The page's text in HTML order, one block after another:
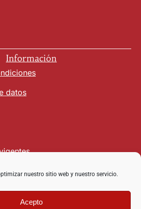
nuestro sitio web y nuestro servicio.
Acepto
Información
datos
y Confianza